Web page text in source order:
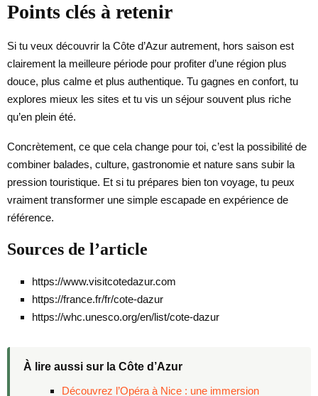
Points clés à retenir
Si tu veux découvrir la Côte d’Azur autrement, hors saison est
clairement la meilleure période pour profiter d’une région plus
douce, plus calme et plus authentique. Tu gagnes en confort, tu
explores mieux les sites et tu vis un séjour souvent plus riche
qu’en plein été.
Concrètement, ce que cela change pour toi, c’est la possibilité de
combiner balades, culture, gastronomie et nature sans subir la
pression touristique. Et si tu prépares bien ton voyage, tu peux
vraiment transformer une simple escapade en expérience de
référence.
Sources de l’article
https://www.visitcotedazur.com
https://france.fr/fr/cote-dazur
https://whc.unesco.org/en/list/cote-dazur
À lire aussi sur la Côte d’Azur
Découvrez l’Opéra à Nice : une immersion